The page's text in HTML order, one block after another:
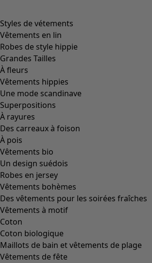
Styles de vétements
Vêtements en lin
Robes de style hippie
Grandes Tailles
À fleurs
Vêtements hippies
Une mode scandinave
Superpositions
À rayures
Des carreaux à foison
À pois
Vêtements bio
Un design suédois
Robes en jersey
Vêtements bohèmes
Des vêtements pour les soirées fraîches
Vêtements à motif
Coton
Coton biologique
Maillots de bain et vêtements de plage
Vêtements de fête